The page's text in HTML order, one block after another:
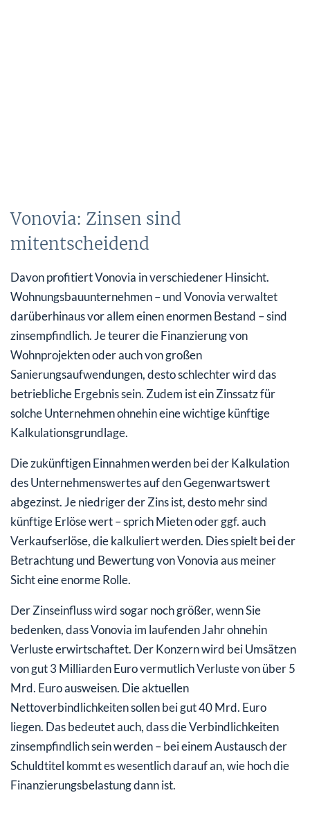
Vonovia: Zinsen sind
mitentscheidend
Davon profitiert Vonovia in verschiedener Hinsicht.
Wohnungsbauunternehmen – und Vonovia verwaltet
darüberhinaus vor allem einen enormen Bestand – sind
zinsempfindlich. Je teurer die Finanzierung von
Wohnprojekten oder auch von großen
Sanierungsaufwendungen, desto schlechter wird das
betriebliche Ergebnis sein. Zudem ist ein Zinssatz für
solche Unternehmen ohnehin eine wichtige künftige
Kalkulationsgrundlage.
Die zukünftigen Einnahmen werden bei der Kalkulation
des Unternehmenswertes auf den Gegenwartswert
abgezinst. Je niedriger der Zins ist, desto mehr sind
künftige Erlöse wert – sprich Mieten oder ggf. auch
Verkaufserlöse, die kalkuliert werden. Dies spielt bei der
Betrachtung und Bewertung von Vonovia aus meiner
Sicht eine enorme Rolle.
Der Zinseinfluss wird sogar noch größer, wenn Sie
bedenken, dass Vonovia im laufenden Jahr ohnehin
Verluste erwirtschaftet. Der Konzern wird bei Umsätzen
von gut 3 Milliarden Euro vermutlich Verluste von über 5
Mrd. Euro ausweisen. Die aktuellen
Nettoverbindlichkeiten sollen bei gut 40 Mrd. Euro
liegen. Das bedeutet auch, dass die Verbindlichkeiten
zinsempfindlich sein werden – bei einem Austausch der
Schuldtitel kommt es wesentlich darauf an, wie hoch die
Finanzierungsbelastung dann ist.